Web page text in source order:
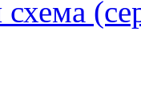
схема